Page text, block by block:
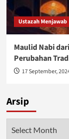
Ustazah Menjawab
Maulid Nabi
Perubahan
17 September,
Arsip